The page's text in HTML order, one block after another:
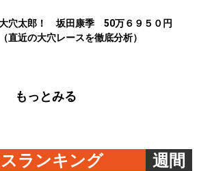
穴太郎！ 坂田康季 50万６９５０円
（直近の大穴レースを徹底分析）
もっとみる
ランキング 週間